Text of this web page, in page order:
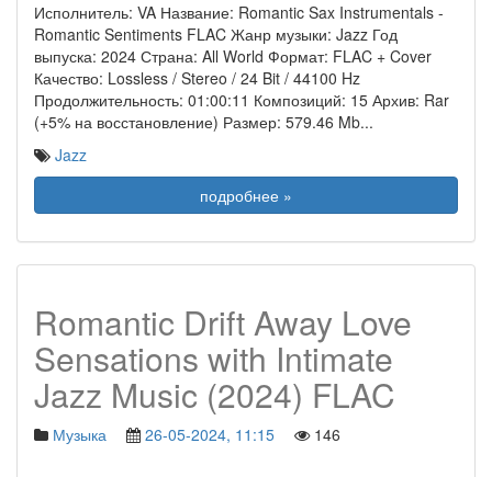
Исполнитель: VA Название: Romantic Sax Instrumentals -
Romantic Sentiments FLAC Жанр музыки: Jazz Год
выпуска: 2024 Страна: All World Формат: FLAC + Cover
Качество: Lossless / Stereo / 24 Bit / 44100 Hz
Продолжительность: 01:00:11 Композиций: 15 Архив: Rar
(+5% на восстановление) Размер: 579.46 Mb...
Jazz
подробнее »
Romantic Drift Away Love
Sensations with Intimate
Jazz Music (2024) FLAC
Музыка 26-05-2024, 11:15 146